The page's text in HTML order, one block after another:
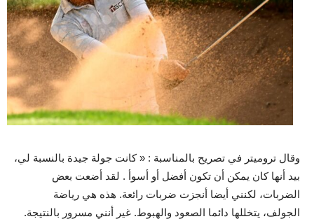
وقال تروميتر في تصريح بالمناسبة : « كانت جولة جيدة بالنسبة لي،
بيد أنها كان يمكن أن تكون أفضل أو أسوأ . لقد أضعت بعض
الضربات، لكنني أيضا أنجزت ضربات رائعة. هذه هي رياضة
الجولف، يتخللها دائما الصعود والهبوط. غير أنني مسرور بالنتيجة.